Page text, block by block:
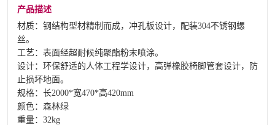
产品描述
材质：钢结构型材精制而成，冲孔板设计，配装304不锈钢螺
丝。
工艺：表面经超耐候纯聚酯粉末喷涂。
设计：环保舒适的人体工程学设计，高弹橡胶椅脚管套设计，防
止损坏地面。
规格：长2000*宽470*高420mm
颜色：森林绿
重量：32kg